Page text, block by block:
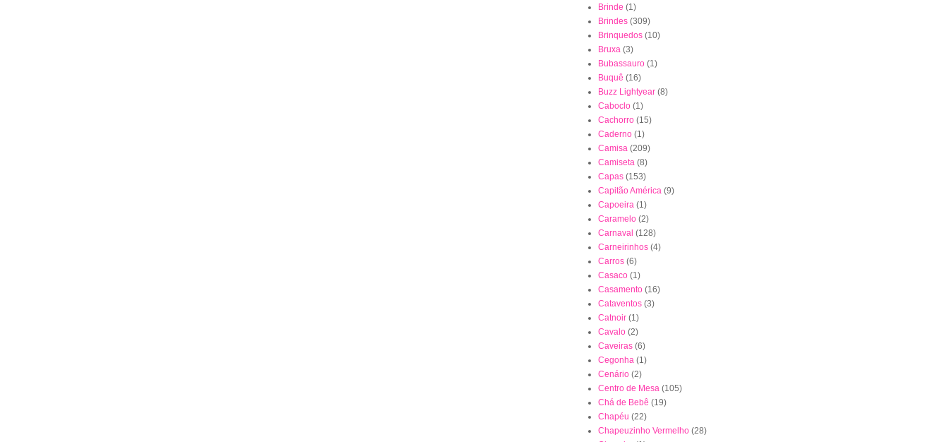
Brinde (1)
Brindes (309)
Brinquedos (10)
Bruxa (3)
Bubassauro (1)
Buquê (16)
Buzz Lightyear (8)
Caboclo (1)
Cachorro (15)
Caderno (1)
Camisa (209)
Camiseta (8)
Capas (153)
Capitão América (9)
Capoeira (1)
Caramelo (2)
Carnaval (128)
Carneirinhos (4)
Carros (6)
Casaco (1)
Casamento (16)
Cataventos (3)
Catnoir (1)
Cavalo (2)
Caveiras (6)
Cegonha (1)
Cenário (2)
Centro de Mesa (105)
Chá de Bebê (19)
Chapéu (22)
Chapeuzinho Vermelho (28)